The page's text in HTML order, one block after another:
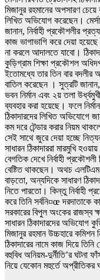
মিজানুর রহমানের অপসারণ
লিখিত অভিযোগ করেছেন।
জানান, নির্বাহী প্রকৌশলীর
কাজ ভাগাভাগি করে দেয়া
না করলে আদালতে যাবো।
কুড়িগ্রাম শিক্ষা প্রকৌশল
ইতোমধ্যে তার তিন বার
বাতিল করেছেন । সুত্রটি
ভবন নির্মান এবং ২য় তলা
ব্যবহার করা হয়েছে। ফলে
ঠিকাদারদের লিখিত অভিযোগে
কম দরে টেন্ডার করার নিয়ম
সেই সাথে জুরে দেয়া হচ্ছে
সাধারন ঠিকাদাররা মারমুখি
বেগতিক দেখে নির্বাহী প্রকৌশলী
বেষ্টিত থাকছেন। অথচ
বাড়তো, অন্যদিকে সাধারণ
নিতে পারতো। কিন্তু নির্বাহী
করে তিনি সর্বনি¤œ দরদাতাকে
সরকারের বিপুল অংকের রাজস্ব
সাধারন ঠিকাদারদের অভিযোগ
মিজানুর রহমান উচ্চহারে কমিশন
ঠিকাদারের নামে কাজ দিয়ে
বহুবিধ অনিয়ম-দুর্নীতি’র ঘটনা
নিয়ে যেকোন মহুর্তে অপ্রীতিকর